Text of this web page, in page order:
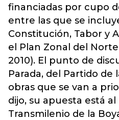
financiadas por cupo
entre las que se
Constitución, Tabor y
el Plan Zonal del
2010). El punto de
Parada, del Partido de
obras que se van a
dijo, su apuesta está al
Transmilenio de la